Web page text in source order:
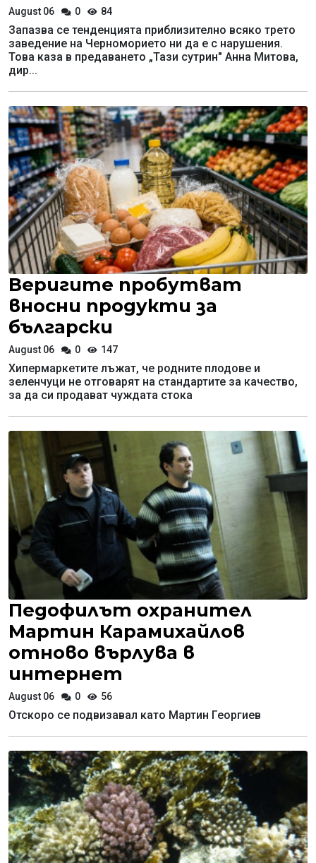
August 06 0 84
Запазва се тенденцията приблизително всяко трето
заведение на Черноморието ни да е с нарушения.
Това каза в предаването „Тази сутрин" Анна Митова,
дир...
Веригите пробутват
вносни продукти за
български
August 06 0 147
Хипермаркетите лъжат, че родните плодове и
зеленчуци не отговарят на стандартите за качество,
за да си продават чуждата стока
Педофилът охранител
Мартин Карамихайлов
отново върлува в
интернет
August 06 0 56
Отскоро се подвизавал като Мартин Георгиев